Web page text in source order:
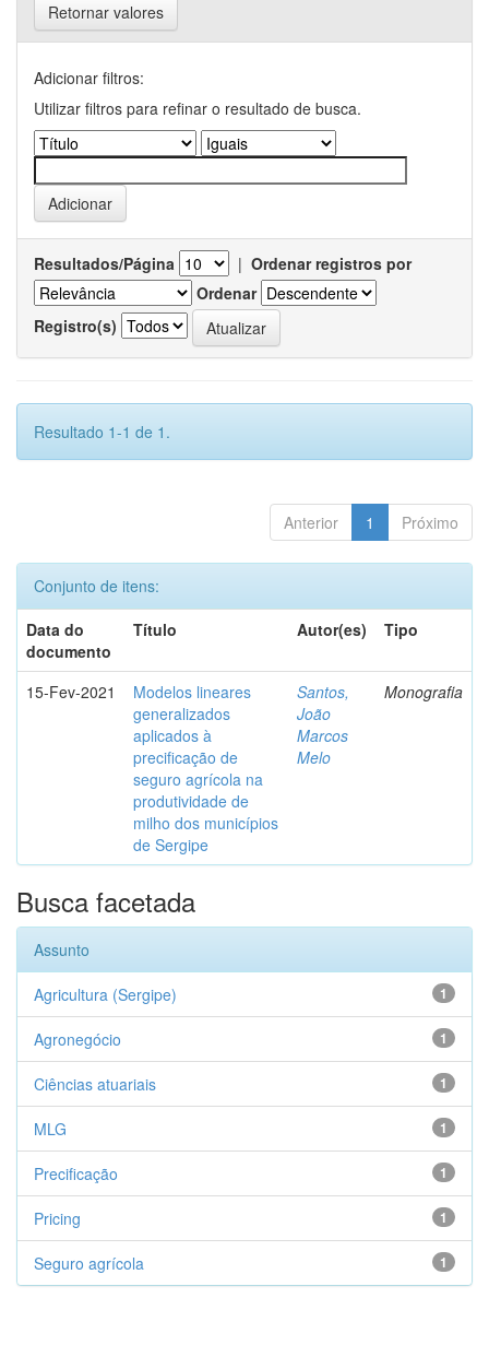
Retornar valores
Adicionar filtros:
Utilizar filtros para refinar o resultado de busca.
Resultados/Página | Ordenar registros por
Ordenar
Registro(s)
Resultado 1-1 de 1.
Anterior 1 Próximo
Conjunto de itens:
Data do
documento
Título Autor(es) Tipo
15-Fev-2021
Modelos lineares
generalizados
aplicados à
precificação de
seguro agrícola na
produtividade de
milho dos municípios
de Sergipe
Santos,
João
Marcos
Melo
Monografia
Busca facetada
Assunto
1
Agricultura (Sergipe)
1
Agronegócio
1
Ciências atuariais
1
MLG
1
Precificação
1
Pricing
1
Seguro agrícola